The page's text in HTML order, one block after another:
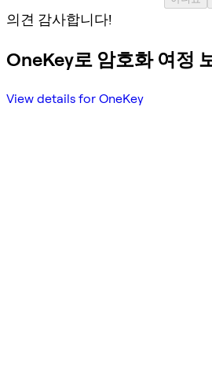
의견 감사합니다!
OneKey로 암호화 여정
View details for OneKey